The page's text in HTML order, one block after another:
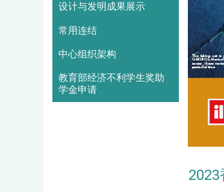
设计与发明成果展示
常用连结
中心组织架构
教育部经济不利学生奖助
学金申请